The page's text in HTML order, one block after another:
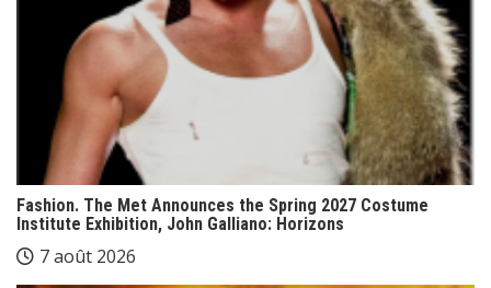
Fashion. The Met Announces the Spring 2027 Costume
Institute Exhibition, John Galliano: Horizons
7 août 2026